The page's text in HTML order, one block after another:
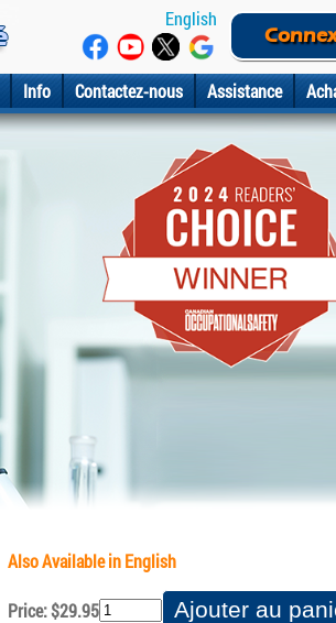
English
Assistance
Contactez-nous
Info
Also Available in English
Price: $29.95